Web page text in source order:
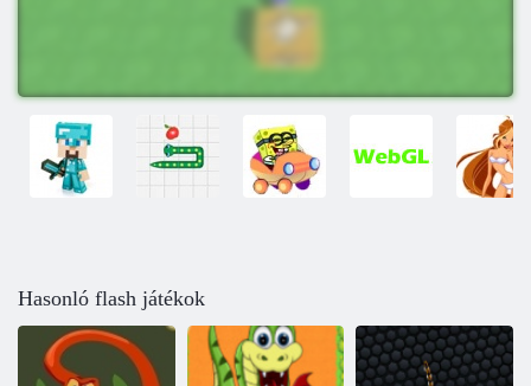
Hasonló flash játékok